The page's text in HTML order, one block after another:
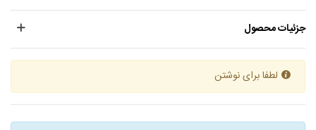
جزئیات محصول
لطفا برای نوشتن